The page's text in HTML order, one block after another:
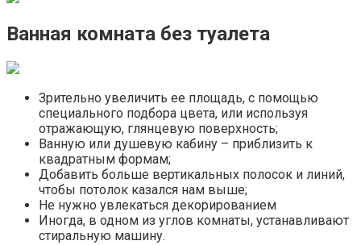
Ванная комната без туалета
Зрительно увеличить ее площадь, с помощью
специального подбора цвета, или используя
отражающую, глянцевую поверхность;
Ванную или душевую кабину – приблизить к
квадратным формам;
Добавить больше вертикальных полосок и линий,
чтобы потолок казался нам выше;
Не нужно увлекаться декорированием
Иногда, в одном из углов комнаты, устанавливают
стиральную машину.